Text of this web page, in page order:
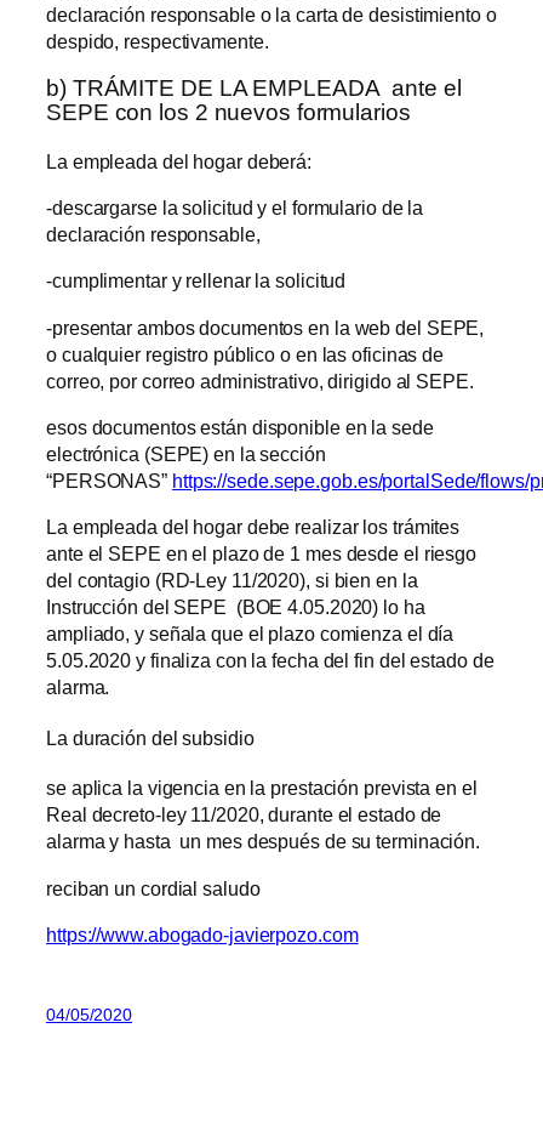
declaración responsable o la carta de desistimiento o
despido, respectivamente.
b) TRÁMITE DE LA EMPLEADA ante el
SEPE con los 2 nuevos formularios
La empleada del hogar deberá:
-descargarse la solicitud y el formulario de la
declaración responsable,
-cumplimentar y rellenar la solicitud
-presentar ambos documentos en la web del SEPE,
o cualquier registro público o en las oficinas de
correo, por correo administrativo, dirigido al SEPE.
esos documentos están disponible en la sede
electrónica (SEPE) en la sección
“PERSONAS” https://sede.sepe.gob.es/portalSede/flows/
La empleada del hogar debe realizar los trámites
ante el SEPE en el plazo de 1 mes desde el riesgo
del contagio (RD-Ley 11/2020), si bien en la
Instrucción del SEPE (BOE 4.05.2020) lo ha
ampliado, y señala que el plazo comienza el día
5.05.2020 y finaliza con la fecha del fin del estado de
alarma.
La duración del subsidio
se aplica la vigencia en la prestación prevista en el
Real decreto-ley 11/2020, durante el estado de
alarma y hasta un mes después de su terminación.
reciban un cordial saludo
https://www.abogado-javierpozo.com
04/05/2020